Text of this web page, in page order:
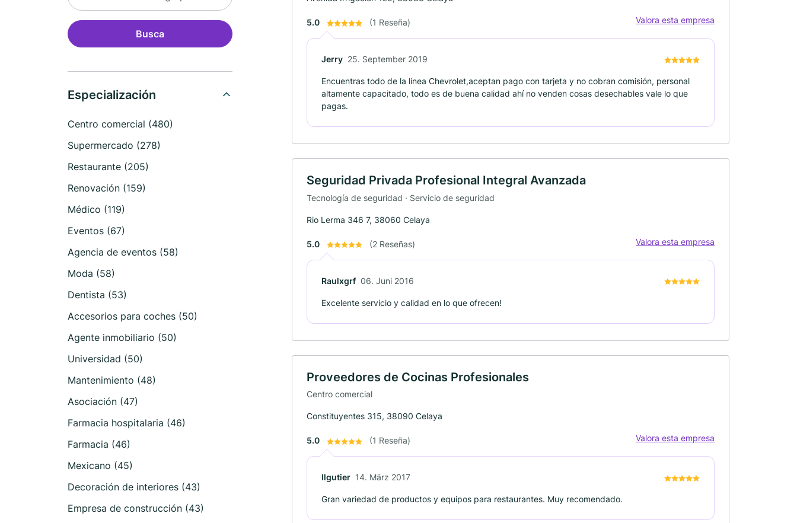
Busca
Especialización
Centro comercial (480)
Supermercado (278)
Restaurante (205)
Renovación (159)
Médico (119)
Eventos (67)
Agencia de eventos (58)
Moda (58)
Dentista (53)
Accesorios para coches (50)
Agente inmobiliario (50)
Universidad (50)
Mantenimiento (48)
Asociación (47)
Farmacia hospitalaria (46)
Farmacia (46)
Mexicano (45)
Decoración de interiores (43)
Empresa de construcción (43)
5.0 (1 Reseña) Valora esta empresa
Jerry 25. September 2019
Encuentras todo de la línea Chevrolet,aceptan pago con tarjeta y no cobran comisión, personal
altamente capacitado, todo es de buena calidad ahí no venden cosas desechables vale lo que
pagas.
Seguridad Privada Profesional Integral Avanzada
Tecnología de seguridad · Servicio de seguridad
Rio Lerma 346 7, 38060 Celaya
5.0 (2 Reseñas) Valora esta empresa
Raulxgrf 06. Juni 2016
Excelente servicio y calidad en lo que ofrecen!
Proveedores de Cocinas Profesionales
Centro comercial
Constituyentes 315, 38090 Celaya
5.0 (1 Reseña) Valora esta empresa
llgutier 14. März 2017
Gran variedad de productos y equipos para restaurantes. Muy recomendado.